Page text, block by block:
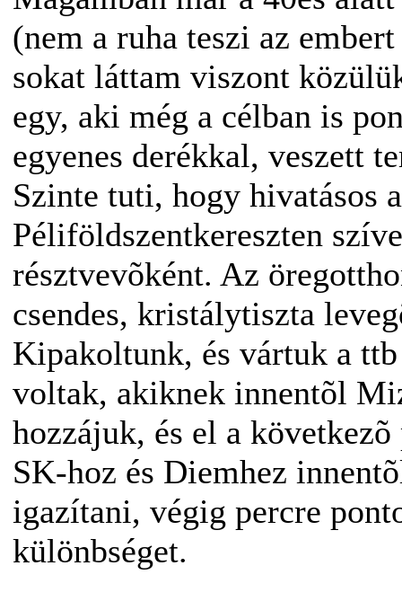
(nem a ruha teszi az
sokat láttam viszont
egy, aki még a célban is
egyenes derékkal, veszett
Szinte tuti, hogy hivatásos
Péliföldszentkereszten
résztvevõként. Az
csendes, kristálytiszta
Kipakoltunk, és vártuk a
voltak, akiknek innentõl
hozzájuk, és el a következõ
SK-hoz és Diemhez
igazítani, végig percre
különbséget.